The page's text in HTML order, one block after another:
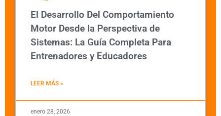
El Desarrollo Del Comportamiento
Motor Desde la Perspectiva de
Sistemas: La Guía Completa Para
Entrenadores y Educadores
LEER MÁS »
enero 28, 2026